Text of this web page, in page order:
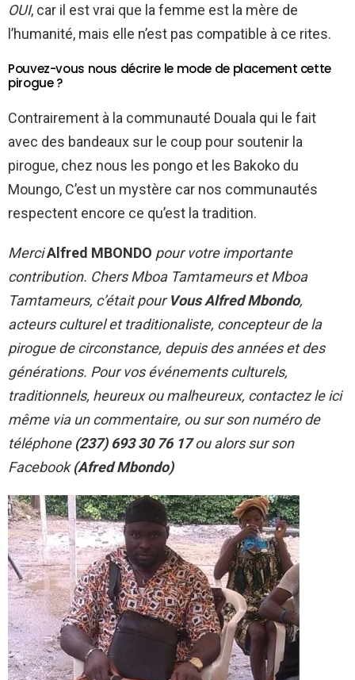
OUI, car il est vrai que la femme est la mère de
l’humanité, mais elle n’est pas compatible à ce rites.
Pouvez-vous nous décrire le mode de placement cette
pirogue ?
Contrairement à la communauté Douala qui le fait
avec des bandeaux sur le coup pour soutenir la
pirogue, chez nous les pongo et les Bakoko du
Moungo, C’est un mystère car nos communautés
respectent encore ce qu’est la tradition.
MerciAlfred MBONDO pour votre importante
contribution. Chers Mboa Tamtameurs et Mboa
Tamtameurs, c’était pour Vous Alfred Mbondo,
acteurs culturel et traditionaliste, concepteur de la
pirogue de circonstance, depuis des années et des
générations. Pour vos événements culturels,
traditionnels, heureux ou malheureux, contactez le ici
même via un commentaire, ou sur son numéro de
téléphone (237) 693 30 76 17ou alors sur son
Facebook(Afred Mbondo)